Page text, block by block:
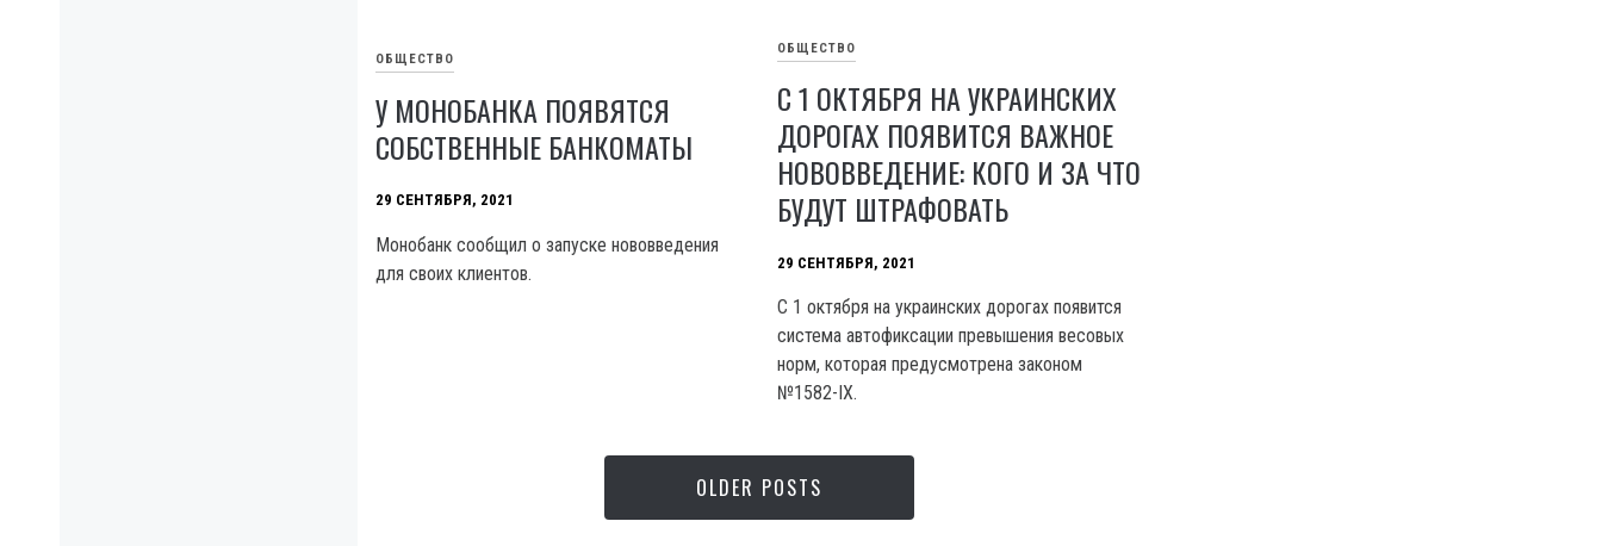
ОБЩЕСТВО
С 1 ОКТЯБРЯ НА УКРАИНСКИХ
ДОРОГАХ ПОЯВИТСЯ ВАЖНОЕ
НОВОВВЕДЕНИЕ: КОГО И ЗА ЧТО
БУДУТ ШТРАФОВАТЬ
29 СЕНТЯБРЯ, 2021
С 1 октября на украинских дорогах появится
система автофиксации превышения весовых
норм, которая предусмотрена законом
№1582-IX.
ОБЩЕСТВО
У МОНОБАНКА ПОЯВЯТСЯ
СОБСТВЕННЫЕ БАНКОМАТЫ
29 СЕНТЯБРЯ, 2021
Монобанк сообщил о запуске нововведения
для своих клиентов.
OLDER POSTS